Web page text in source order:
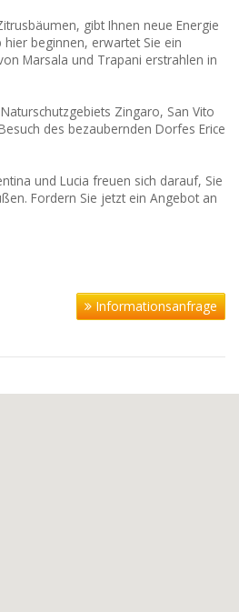
gibt Ihnen neue Energie
beginnen, erwartet Sie ein
Marsala und Trapani erstrahlen in
Zingaro, San Vito
des bezaubernden Dorfes Erice
und Lucia freuen sich darauf, Sie
Fordern Sie jetzt ein Angebot an
Informationsanfrage